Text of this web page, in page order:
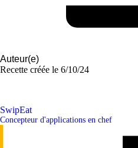
Auteur(e)
Recette créée le 6/10/24
SwipEat
Concepteur d'applications en chef